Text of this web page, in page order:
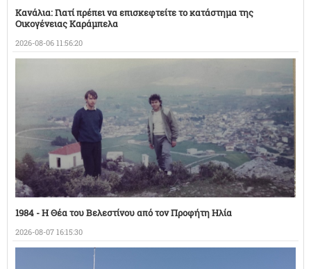
Κανάλια: Γιατί πρέπει να επισκεφτείτε το κατάστημα της
Οικογένειας Καράμπελα
2026-08-06 11:56:20
1984 - Η Θέα του Βελεστίνου από τον Προφήτη Ηλία
2026-08-07 16:15:30